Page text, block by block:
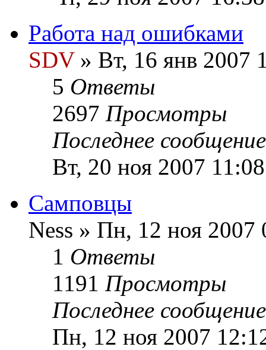
Работа над ошибками
SDV» Вт, 16 янв 2007
5 Ответы
2697 Просмотры
Последнее
Вт, 20 ноя 2007 11:08
Самповцы
Ness » Пн, 12 ноя 2007
1 Ответы
1191 Просмотры
Последнее
Пн, 12 ноя 2007